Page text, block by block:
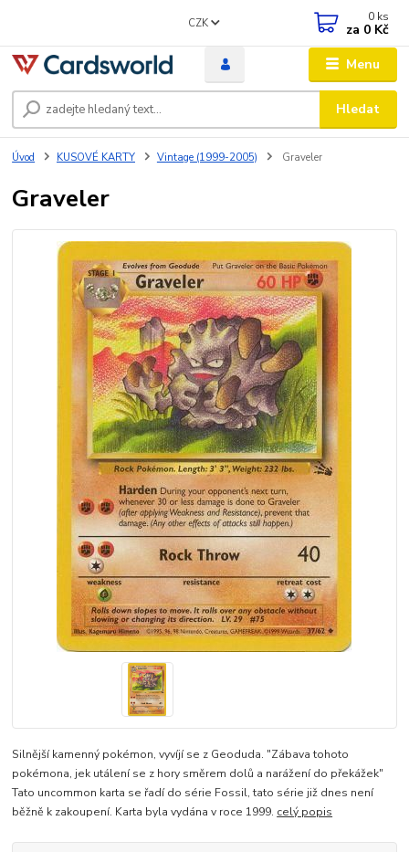
Menu
CZK
Hledat
0 ks
za 0 Kč
Úvod KUSOVÉ KARTY Vintage (1999-2005) Graveler
Graveler
Silnější kamenný pokémon, vyvíjí se z Geoduda. "Zábava tohoto
pokémona, jek utálení se z hory směrem dolů a narážení do překážek"
Tato uncommon karta se řadí do série Fossil, tato série již dnes není
běžně k zakoupení. Karta byla vydána v roce 1999. celý popis